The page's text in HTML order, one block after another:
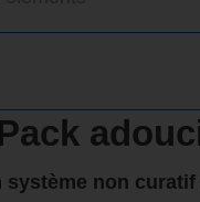
système non